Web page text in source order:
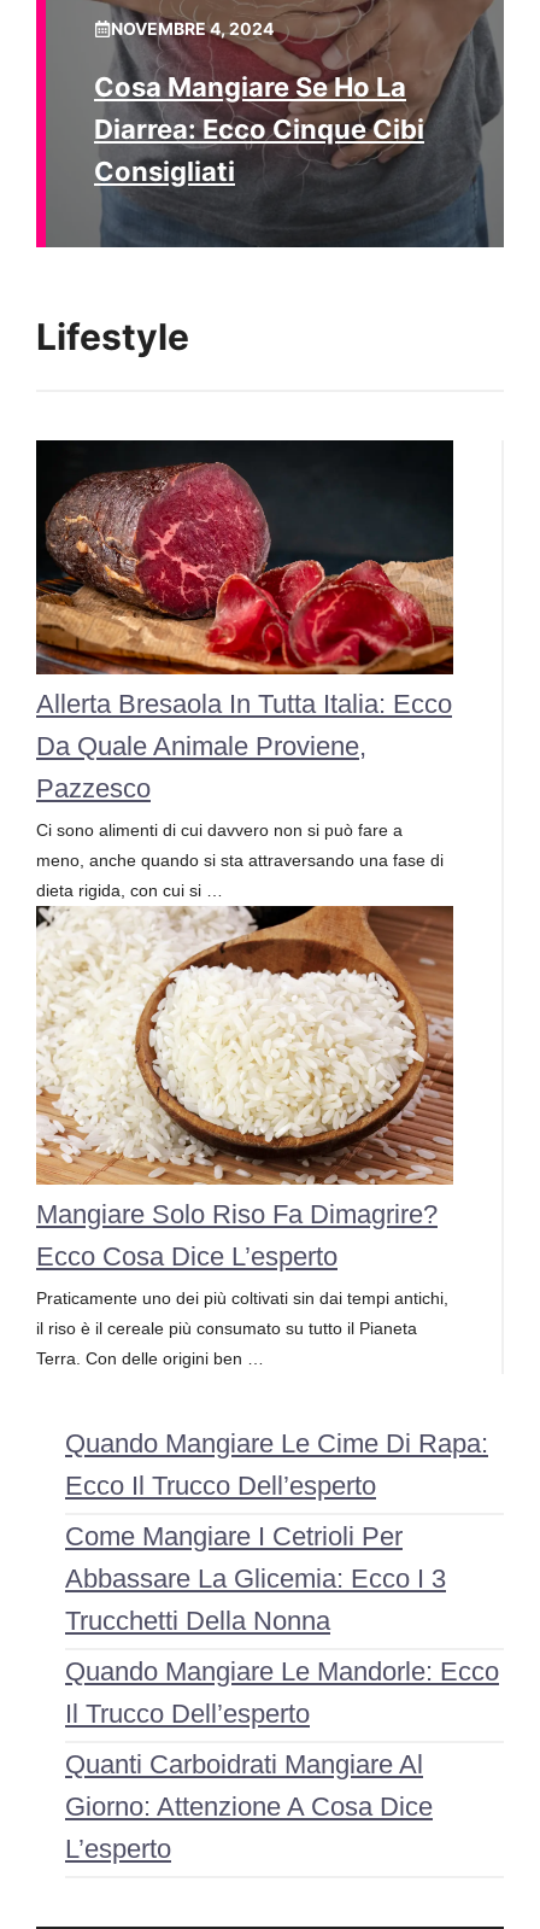
NOVEMBRE 4, 2024
Cosa Mangiare Se Ho La
Diarrea: Ecco Cinque Cibi
Consigliati
Lifestyle
Allerta Bresaola In Tutta Italia: Ecco
Da Quale Animale Proviene,
Pazzesco
Ci sono alimenti di cui davvero non si può fare a
meno, anche quando si sta attraversando una fase di
dieta rigida, con cui si …
Mangiare Solo Riso Fa Dimagrire?
Ecco Cosa Dice L’esperto
Praticamente uno dei più coltivati sin dai tempi antichi,
il riso è il cereale più consumato su tutto il Pianeta
Terra. Con delle origini ben …
Quando Mangiare Le Cime Di Rapa:
Ecco Il Trucco Dell’esperto
Come Mangiare I Cetrioli Per
Abbassare La Glicemia: Ecco I 3
Trucchetti Della Nonna
Quando Mangiare Le Mandorle: Ecco
Il Trucco Dell’esperto
Quanti Carboidrati Mangiare Al
Giorno: Attenzione A Cosa Dice
L’esperto